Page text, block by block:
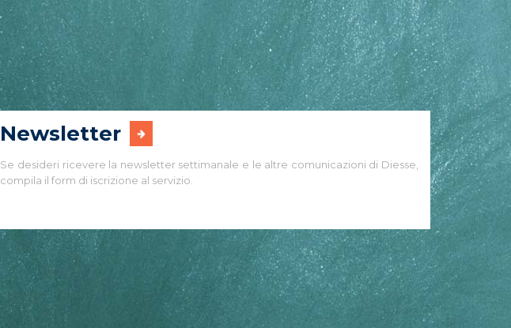
Newsletter
Se desideri ricevere la newsletter settimanale e le altre comunicazioni di Diesse,
compila il form di iscrizione al servizio.